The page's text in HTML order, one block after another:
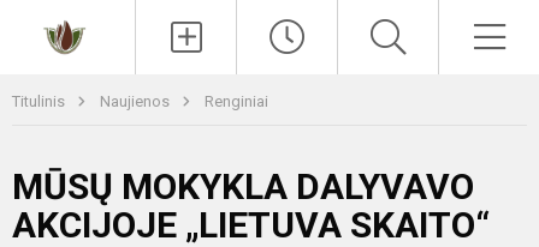
Titulinis Naujienos Renginiai
MŪSŲ MOKYKLA DALYVAVO
AKCIJOJE „LIETUVA SKAITO“